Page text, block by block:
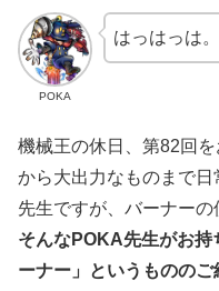
POKA
はっはっは。
機械王の休日、第82回
から大出力なものまで
先生ですが、バーナーの
そんなPOKA先生がお持
ーナー」というもののご